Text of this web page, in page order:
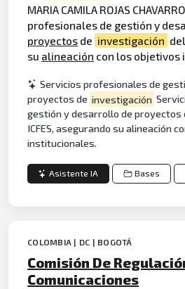
MARIA CAMILA ROJAS
profesionales de gestión y
proyectos de investigación
su alineación con los
Servicios profesionales de
proyectos de investigación
gestión y desarrollo de proyectos
ICFES, asegurando su alineación
institucionales.
Asistente IA Bases
COLOMBIA | DC | BOGOTÁ
Comisión De
Comunicaciones